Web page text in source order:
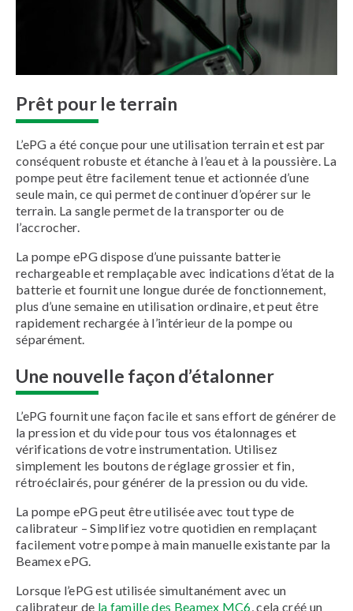
Prêt pour le terrain
L’ePG a été conçue pour une utilisation terrain et est par
conséquent robuste et étanche à l’eau et à la poussière. La
pompe peut être facilement tenue et actionnée d’une
seule main, ce qui permet de continuer d’opérer sur le
terrain. La sangle permet de la transporter ou de
l’accrocher.
La pompe ePG dispose d’une puissante batterie
rechargeable et remplaçable avec indications d’état de la
batterie et fournit une longue durée de fonctionnement,
plus d’une semaine en utilisation ordinaire, et peut être
rapidement rechargée à l’intérieur de la pompe ou
séparément.
Une nouvelle façon d’étalonner
L’ePG fournit une façon facile et sans effort de générer de
la pression et du vide pour tous vos étalonnages et
vérifications de votre instrumentation. Utilisez
simplement les boutons de réglage grossier et fin,
rétroéclairés, pour générer de la pression ou du vide.
La pompe ePG peut être utilisée avec tout type de
calibrateur – Simplifiez votre quotidien en remplaçant
facilement votre pompe à main manuelle existante par la
Beamex ePG.
Lorsque l’ePG est utilisée simultanément avec un
calibrateur de la famille des Beamex MC6, cela créé un